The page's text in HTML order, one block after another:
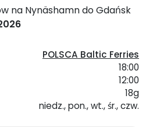
na Nynäshamn do Gdańsk
POLSCA Baltic Ferries
18:00
12:00
18g
niedz., pon., wt., śr., czw.